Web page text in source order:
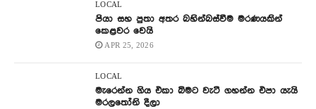
LOCAL
පියා සහ පුතා අතර බහින්බස්වීම මරණයකින්
කෙළවර වෙයි
APR 25, 2026
LOCAL
මැරෙන්න ගිය එකා බිමට වැටී ගහන්න එපා යැයි
මරලතෝනි දීලා